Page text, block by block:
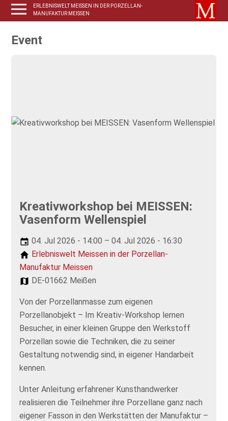
ERLEBNISWELT MEISSEN IN DER PORZELLAN-
MANUFAKTUR MEISSEN
Event
Kreativworkshop bei MEISSEN:
Vasenform Wellenspiel
04. Jul 2026 - 14:00 – 04. Jul 2026 - 16:30
Erlebniswelt Meissen in der Porzellan-
Manufaktur Meissen
DE-01662 Meißen
Von der Porzellanmasse zum eigenen
Porzellanobjekt – Im Kreativ-Workshop lernen
Besucher, in einer kleinen Gruppe den Werkstoff
Porzellan sowie die Techniken, die zu seiner
Gestaltung notwendig sind, in eigener Handarbeit
kennen.
Unter Anleitung erfahrener Kunsthandwerker
realisieren die Teilnehmer ihre Porzellane ganz nach
eigener Fasson in den Werkstätten der Manufaktur –